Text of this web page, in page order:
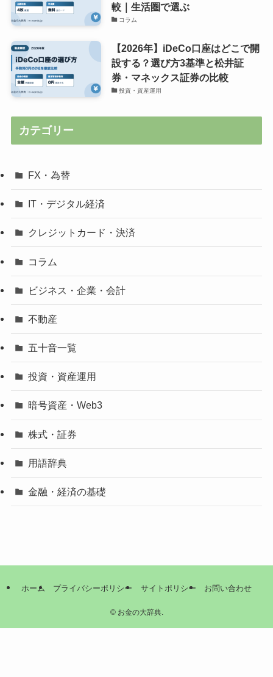
較｜生活圏で選ぶ
コラム
【2026年】iDeCo口座はどこで開
設する？選び方3基準と松井証
券・マネックス証券の比較
投資・資産運用
カテゴリー
FX・為替
IT・デジタル経済
クレジットカード・決済
コラム
ビジネス・企業・会計
不動産
五十音一覧
投資・資産運用
暗号資産・Web3
株式・証券
用語辞典
金融・経済の基礎
ホーム プライバシーポリシー サイトポリシー お問い合わせ
©お金の大辞典.